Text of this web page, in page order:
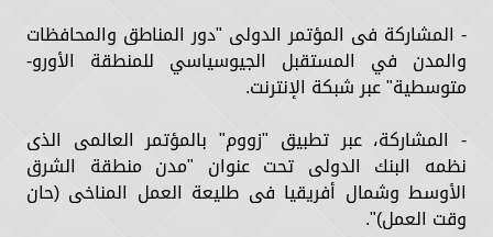
- المشاركة فى المؤتمر الدولى "دور المناطق والمحافظات
والمدن في المستقبل الجيوسياسي للمنطقة الأورو-
متوسطية" عبر شبكة الإنترنت.
- المشاركة، عبر تطبيق "زووم" بالمؤتمر العالمى الذى
نظمه البنك الدولى تحت عنوان "مدن منطقة الشرق
الأوسط وشمال أفريقيا فى طليعة العمل المناخى (حان
وقت العمل)".